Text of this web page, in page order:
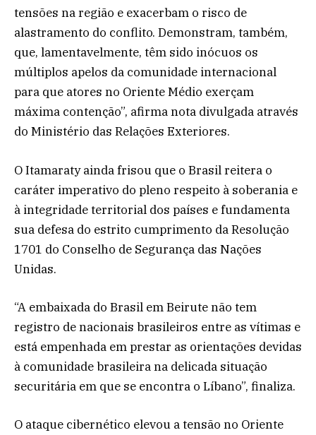
tensões na região e exacerbam o risco de
alastramento do conflito. Demonstram, também,
que, lamentavelmente, têm sido inócuos os
múltiplos apelos da comunidade internacional
para que atores no Oriente Médio exerçam
máxima contenção”, afirma nota divulgada através
do Ministério das Relações Exteriores.
O Itamaraty ainda frisou que o Brasil reitera o
caráter imperativo do pleno respeito à soberania e
à integridade territorial dos países e fundamenta
sua defesa do estrito cumprimento da Resolução
1701 do Conselho de Segurança das Nações
Unidas.
“A embaixada do Brasil em Beirute não tem
registro de nacionais brasileiros entre as vítimas e
está empenhada em prestar as orientações devidas
à comunidade brasileira na delicada situação
securitária em que se encontra o Líbano”, finaliza.
O ataque cibernético elevou a tensão no Oriente